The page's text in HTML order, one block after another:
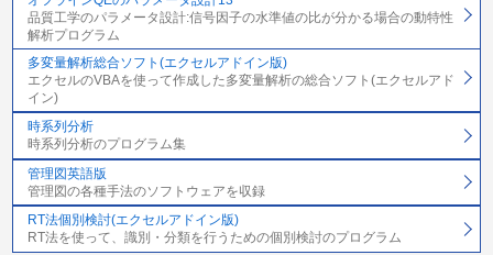
品質工学のパラメータ設計:信号因子の水準値の比が分かる場合の動特性
解析プログラム
多変量解析総合ソフト(エクセルアドイン版)
エクセルのVBAを使って作成した多変量解析の総合ソフト(エクセルアド
イン)
時系列分析
時系列分析のプログラム集
管理図英語版
管理図の各種手法のソフトウェアを収録
RT法個別検討(エクセルアドイン版)
RT法を使って、識別・分類を行うための個別検討のプログラム